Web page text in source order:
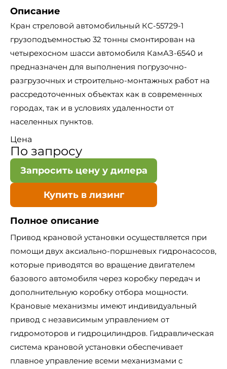
Описание
Кран стреловой автомобильный КС-55729-1
грузоподъемностью 32 тонны смонтирован на
четырехосном шасси автомобиля КамАЗ-6540 и
предназначен для выполнения погрузочно-
разгрузочных и строительно-монтажных работ на
рассредоточенных объектах как в современных
городах, так и в условиях удаленности от
населенных пунктов.
Цена
По запросу
Запросить цену у дилера
Купить в лизинг
Полное описание
Привод крановой установки осуществляется при
помощи двух аксиально-поршневых гидронасосов,
которые приводятся во вращение двигателем
базового автомобиля через коробку передач и
дополнительную коробку отбора мощности.
Крановые механизмы имеют индивидуальный
привод с независимым управлением от
гидромоторов и гидроцилиндров. Гидравлическая
система крановой установки обеспечивает
плавное управление всеми механизмами с